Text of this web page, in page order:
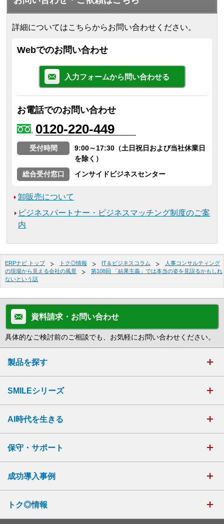
詳細についてはこちらからお問い合わせください。
Webでのお問い合わせ
入力フォームから問い合わせる
お電話でのお問い合わせ
0120-220-449
受付時間
9:00～17:30（土日祝日および当社休業日
を除く）
総合受付窓口
インサイドビジネスセンター
卸販売について
ビジネスパートナー・ビジネスマッチング制度のご案
内
ERPナビ トップ トク◎情報 IT＆ビジネスコラム
人事コンサルティング
の現場から見える会社の風景
第108回 「結果主義」では本当の姿を見誤るかもしれ
ないという話
資料請求・お問い合わせ
具体的なご検討前のご相談でも、お気軽にお問い合わせください。
製品を探す
SMILEシリーズ
AI時代を生きる
保守・サポート
成功導入事例
トク◎情報